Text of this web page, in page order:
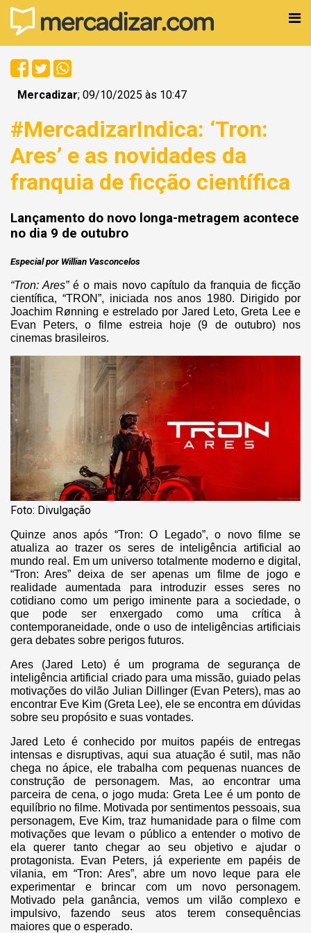
Mercadizar; 09/10/2025 às 10:47
#MercadizarIndica: ‘Tron:
Ares’ e as novidades da
franquia de ficção científica
Lançamento do novo longa-metragem acontece
no dia 9 de outubro
Especial por Willian Vasconcelos
“Tron: Ares”é o mais novo capítulo da franquia de ficção
científica, “TRON”, iniciada nos anos 1980. Dirigido por
Joachim Rønning e estrelado por Jared Leto, Greta Lee e
Evan Peters, o filme estreia hoje (9 de outubro) nos
cinemas brasileiros.
Foto: Divulgação
Quinze anos após “Tron: O Legado”, o novo filme se
atualiza ao trazer os seres de inteligência artificial ao
mundo real. Em um universo totalmente moderno e digital,
“Tron: Ares” deixa de ser apenas um filme de jogo e
realidade aumentada para introduzir esses seres no
cotidiano como um perigo iminente para a sociedade, o
que pode ser enxergado como uma crítica à
contemporaneidade, onde o uso de inteligências artificiais
gera debates sobre perigos futuros.
Ares (Jared Leto) é um programa de segurança de
inteligência artificial criado para uma missão, guiado pelas
motivações do vilão Julian Dillinger (Evan Peters), mas ao
encontrar Eve Kim (Greta Lee), ele se encontra em dúvidas
sobre seu propósito e suas vontades.
Jared Leto é conhecido por muitos papéis de entregas
intensas e disruptivas, aqui sua atuação é sutil, mas não
chega no ápice, ele trabalha com pequenas nuances de
construção de personagem. Mas, ao encontrar uma
parceira de cena, o jogo muda: Greta Lee é um ponto de
equilíbrio no filme. Motivada por sentimentos pessoais, sua
personagem, Eve Kim, traz humanidade para o filme com
motivações que levam o público a entender o motivo de
ela querer tanto chegar ao seu objetivo e ajudar o
protagonista. Evan Peters, já experiente em papéis de
vilania, em “Tron: Ares”, abre um novo leque para ele
experimentar e brincar com um novo personagem.
Motivado pela ganância, vemos um vilão complexo e
impulsivo, fazendo seus atos terem consequências
maiores que o esperado.